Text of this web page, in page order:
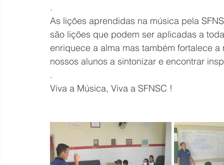
.
As lições aprendidas na música pela
são lições que podem ser aplicadas a
enriquece a alma mas também fortalece
nossos alunos a sintonizar e encontrar
.
Viva a Música, Viva a SFNSC !